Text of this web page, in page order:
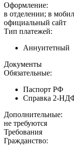
Оформление:
в отделении; в
официальный сайт
Тип платежей:
Аннуитетный
Документы
Обязательные:
Паспорт РФ
Справка 2-
Дополнительные:
не требуются
Требования
Гражданство: